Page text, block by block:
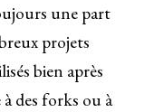
une part
projets
bien après
des forks ou à